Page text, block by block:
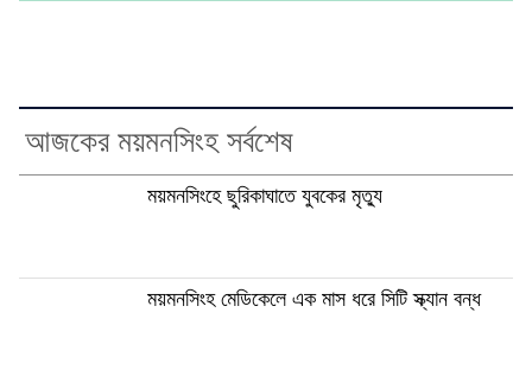
আজকের ময়মনসিংহ সর্বশেষ
ময়মনসিংহে ছুরিকাঘাতে যুবকের মৃত্যু
ময়মনসিংহ মেডিকেলে এক মাস ধরে সিটি স্ক্যান বন্ধ